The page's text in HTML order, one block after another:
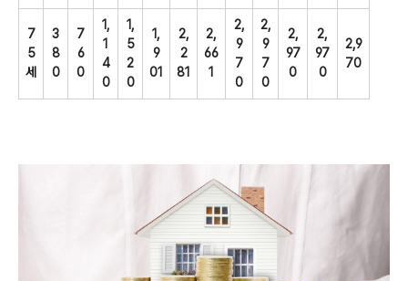
7
5
세
3
8
0
7
6
0
1,
1
4
0
1,
5
2
0
1,
9
01
2,
2
81
2,
66
1
2,
9
7
0
2,
9
7
0
2,
97
0
2,
97
0
2,9
70